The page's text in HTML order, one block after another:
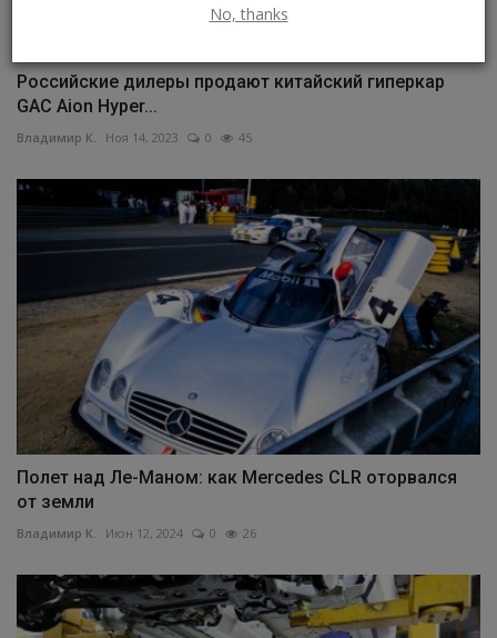
No, thanks
Российские дилеры продают китайский гиперкар
GAC Aion Hyper...
Владимир К. Ноя 14, 2023 0 45
Полет над Ле-Маном: как Mercedes CLR оторвался
от земли
Владимир К. Июн 12, 2024 0 26